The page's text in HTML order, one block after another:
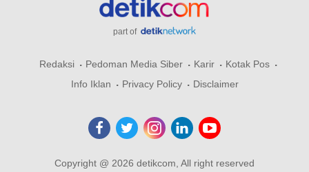
part of
Redaksi Pedoman Media Siber Karir
Kotak Pos
Info Iklan
Privacy Policy Disclaimer
Copyright @ 2026 detikcom, All right reserved